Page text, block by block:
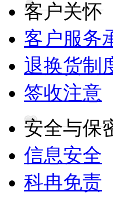
客户关怀
客户服务
退换货制
签收注意
安全与保
信息安全
科冉免责